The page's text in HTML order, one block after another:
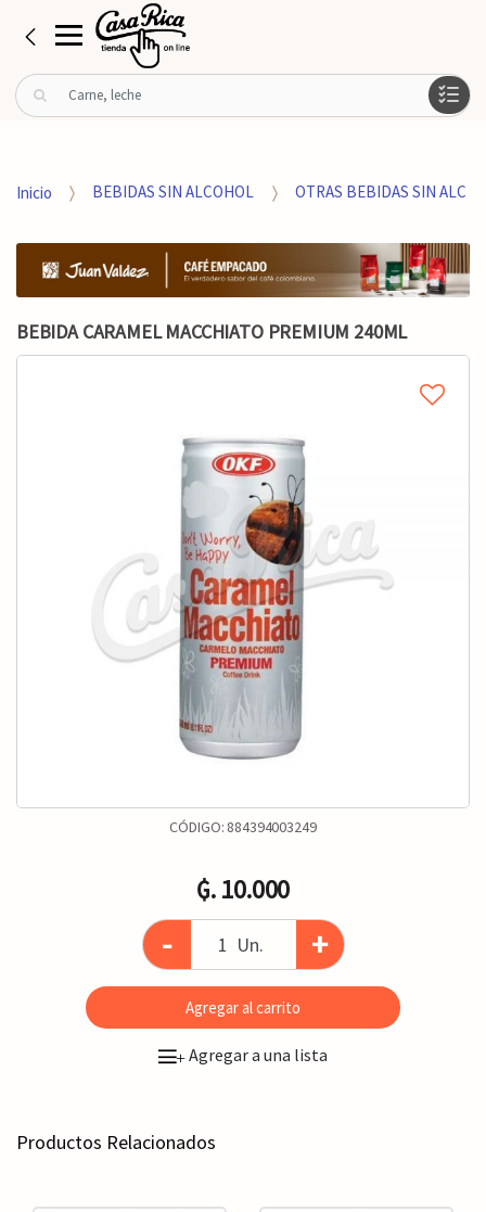
B
u
r
o
Inicio BEBIDAS SIN ALCOHOL OTRAS BEBIDAS SIN ALC
BEBIDA CARAMEL MACCHIATO PREMIUM 240ML
CÓDIGO: 884394003249
₲. 10.000
- Un. +
Agregar al carrito
+Agregar a una lista
Productos Relacionados